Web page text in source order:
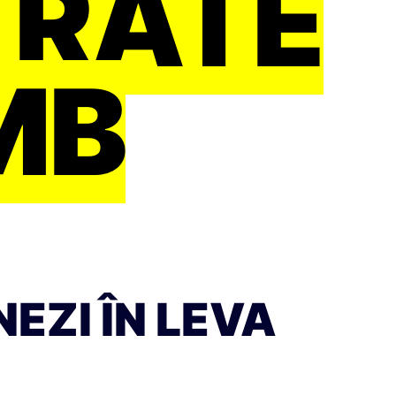
ÎN LEVA